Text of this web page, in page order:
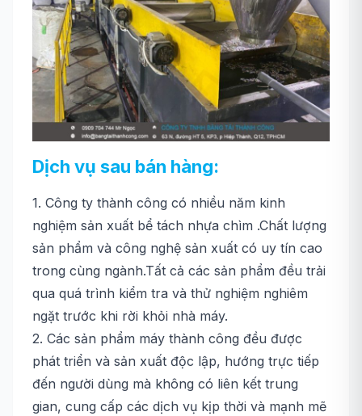
Dịch vụ sau bán hàng:
1. Công ty thành công có nhiều năm kinh
nghiệm sản xuất bể tách nhựa chìm .Chất lượng
sản phẩm và công nghệ sản xuất có uy tín cao
trong cùng ngành.Tất cả các sản phẩm đều trải
qua quá trình kiểm tra và thử nghiệm nghiêm
ngặt trước khi rời khỏi nhà máy.
2. Các sản phẩm máy thành công đều được
phát triển và sản xuất độc lập, hướng trực tiếp
đến người dùng mà không có liên kết trung
gian, cung cấp các dịch vụ kịp thời và mạnh mẽ